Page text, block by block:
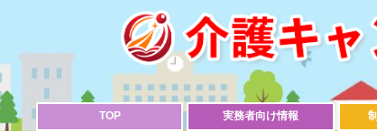
TOP 実務者向け情報